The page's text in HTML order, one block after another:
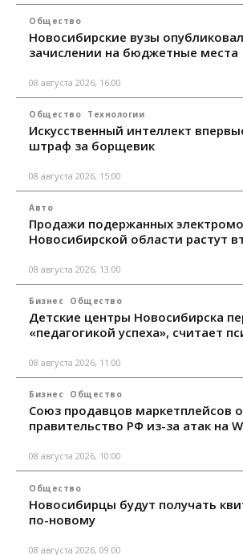
Общество
Новосибирские вузы
зачислении на бюджетные места
08 августа 2026, 16:00
Общество Технологии
Искусственный интеллект
штраф за борщевик
08 августа 2026, 15:00
Авто
Продажи подержанных
Новосибирской области растут
08 августа 2026, 13:00
Бизнес Общество
Детские центры Новосибирска
«педагогикой успеха», считает
08 августа 2026, 11:00
Бизнес Общество
Союз продавцов маркетплейсов
правительство РФ из-за атак на
08 августа 2026, 10:00
Общество
Новосибирцы будут получать
по-новому
08 августа 2026, 09:00